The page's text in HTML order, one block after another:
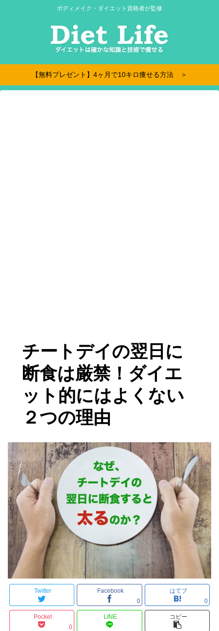
ボディメイク・ダイエット資格者が監修
【無料プレゼント】4ヶ月で10キロ痩せる方法 ＞
チートデイの翌日に
断食は厳禁！ダイエ
ット的にはよくない
２つの理由
Twitter
Facebook
0
はてブ
0
Pocket
0
LINE コピー